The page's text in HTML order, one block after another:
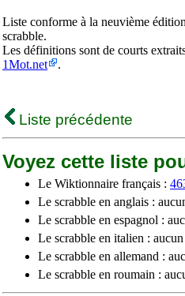
Liste conforme à la neuvième
scrabble.
Les définitions sont de courts
1Mot.net
.
Liste précédente
Voyez cette liste
Le Wiktionnaire français :
Le scrabble en anglais :
Le scrabble en espagnol :
Le scrabble en italien :
Le scrabble en allemand :
Le scrabble en roumain :